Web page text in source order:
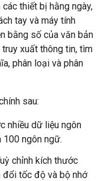
thiết bị hằng ngày,
tay và máy tính
bằng số của văn bản
xuất thông tin, tìm
phân loại và phân
sau:
nhiều dữ liệu ngôn
100 ngôn ngữ.
chỉnh kích thước
tốc độ và bộ nhớ